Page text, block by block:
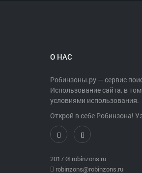
О НАС
Робинзоны.ру — сервис
Использование сайта, в
условиями использования.
Открой в себе Робинзона!
2017 © robinzons.ru
robinzons@robinzons.ru